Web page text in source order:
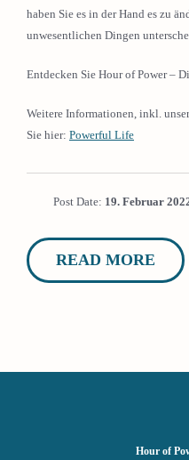
haben Sie es in der Hand es zu
unwesentlichen Dingen
Entdecken Sie Hour of Power –
Weitere Informationen, inkl.
Sie hier: Powerful Life
Post Date: 19. Februar
READ MORE
Hour of